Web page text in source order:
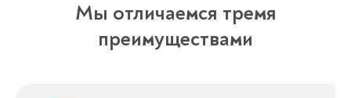
Мы отличаемся тремя
преимуществами